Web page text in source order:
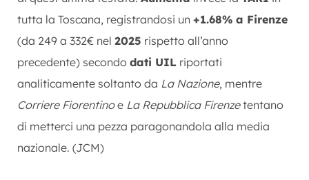
tutta la Toscana, registrandosi un +1.68% a Firenze
(da 249 a 332€ nel 2025 rispetto all’anno
precedente) secondo dati UIL riportati
analiticamente soltanto da La Nazione, mentre
Corriere Fiorentinoe La Repubblica Firenzetentano
di metterci una pezza paragonandola alla media
nazionale. (JCM)